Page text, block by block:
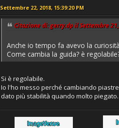
Settembre 22, 2018, 15:39:20 PM
Citazione di: gerry.dp il Settembre
Anche io tempo fa avevo la
Come cambia la guida? è
Si è regolabile.
Io l'ho messo perché cambiando
dato più stabilità quando molto